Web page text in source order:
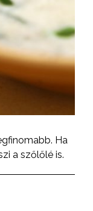
Ha
a szőlőlé is.